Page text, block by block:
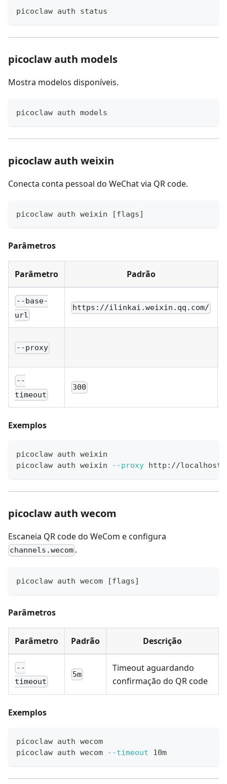
picoclaw auth status
picoclaw auth models
Mostra modelos disponíveis.
picoclaw auth models
picoclaw auth weixin
Conecta conta pessoal do WeChat via QR code.
picoclaw auth weixin [flags]
Parâmetros
Parâmetro Padrão
--base-
url
https://ilinkai.weixin.qq.com/
--proxy
--
timeout
300
Exemplos
picoclaw auth weixin
picoclaw auth weixin
--proxy http://
picoclaw auth wecom
Escaneia QR code do WeCom e configura
channels.wecom .
picoclaw auth wecom [flags]
Parâmetros
Parâmetro Padrão Descrição
--
timeout
5m
Timeout aguardando
confirmação do QR code
Exemplos
picoclaw auth wecom
picoclaw auth wecom
--timeout 10m